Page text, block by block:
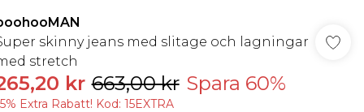
skinny jeans med slitage och lagningar
stretch
kr 663,00 kr Spara 60%
Extra Rabatt! Kod: 15EXTRA